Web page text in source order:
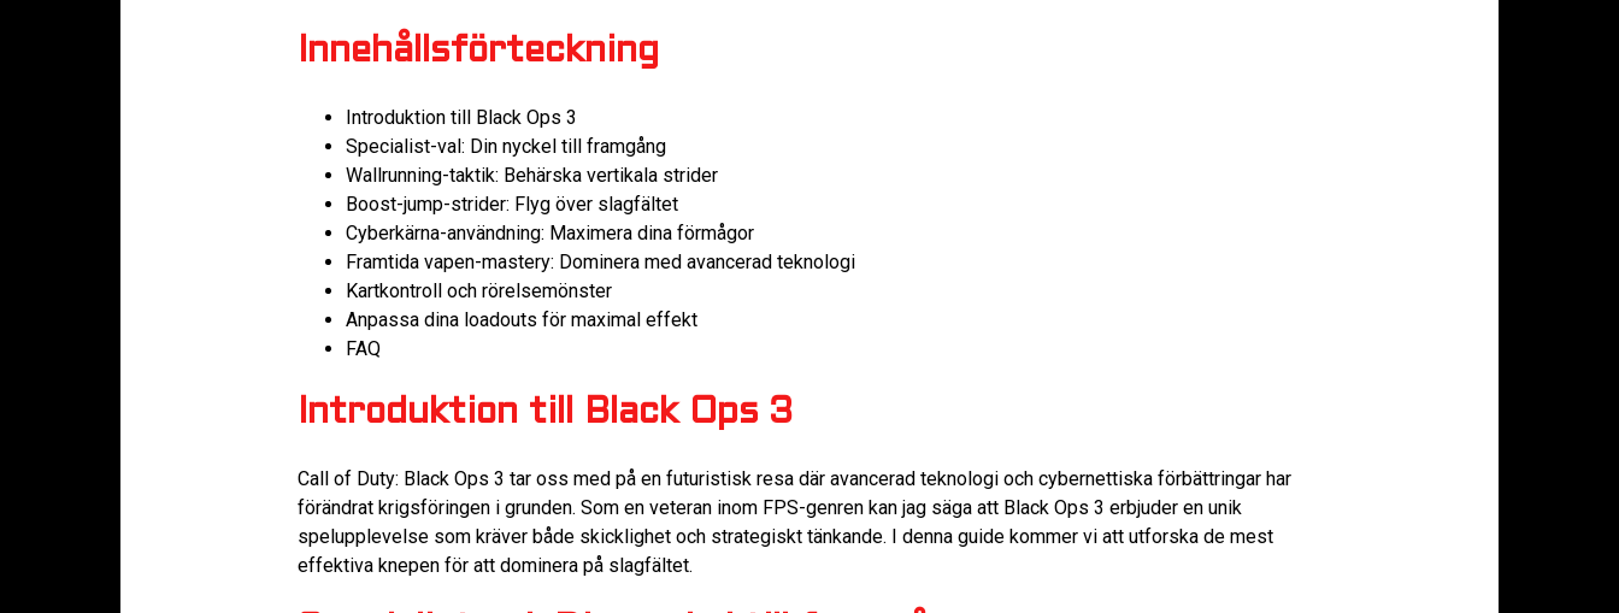
Innehållsförteckning
Introduktion till Black Ops 3
Specialist-val: Din nyckel till framgång
Wallrunning-taktik: Behärska vertikala strider
Boost-jump-strider: Flyg över slagfältet
Cyberkärna-användning: Maximera dina förmågor
Framtida vapen-mastery: Dominera med avancerad teknologi
Kartkontroll och rörelsemönster
Anpassa dina loadouts för maximal effekt
FAQ
Introduktion till Black Ops 3
Call of Duty: Black Ops 3 tar oss med på en futuristisk resa där avancerad teknologi och cybernettiska förbättringar har
förändrat krigsföringen i grunden. Som en veteran inom FPS-genren kan jag säga att Black Ops 3 erbjuder en unik
spelupplevelse som kräver både skicklighet och strategiskt tänkande. I denna guide kommer vi att utforska de mest
effektiva knepen för att dominera på slagfältet.